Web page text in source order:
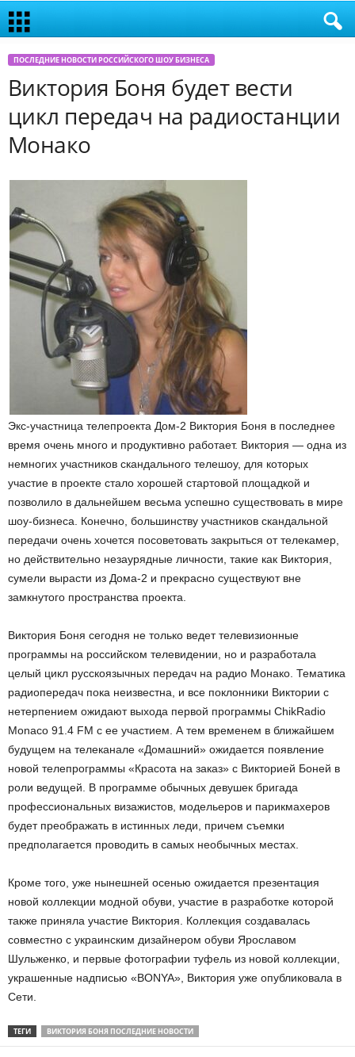
ПОСЛЕДНИЕ НОВОСТИ РОССИЙСКОГО ШОУ БИЗНЕСА
Виктория Боня будет вести
цикл передач на радиостанции
Монако
Экс-участница телепроекта Дом-2 Виктория Боня в последнее
время очень много и продуктивно работает. Виктория — одна из
немногих участников скандального телешоу, для которых
участие в проекте стало хорошей стартовой площадкой и
позволило в дальнейшем весьма успешно существовать в мире
шоу-бизнеса. Конечно, большинству участников скандальной
передачи очень хочется посоветовать закрыться от телекамер,
но действительно незаурядные личности, такие как Виктория,
сумели вырасти из Дома-2 и прекрасно существуют вне
замкнутого пространства проекта.
Виктория Боня сегодня не только ведет телевизионные
программы на российском телевидении, но и разработала
целый цикл русскоязычных передач на радио Монако. Тематика
радиопередач пока неизвестна, и все поклонники Виктории с
нетерпением ожидают выхода первой программы ChikRadio
Monaco 91.4 FM с ее участием. А тем временем в ближайшем
будущем на телеканале «Домашний» ожидается появление
новой телепрограммы «Красота на заказ» с Викторией Боней в
роли ведущей. В программе обычных девушек бригада
профессиональных визажистов, модельеров и парикмахеров
будет преображать в истинных леди, причем съемки
предполагается проводить в самых необычных местах.
Кроме того, уже нынешней осенью ожидается презентация
новой коллекции модной обуви, участие в разработке которой
также приняла участие Виктория. Коллекция создавалась
совместно с украинским дизайнером обуви Ярославом
Шульженко, и первые фотографии туфель из новой коллекции,
украшенные надписью «BONYA», Виктория уже опубликовала в
Сети.
ТЕГИ ВИКТОРИЯ БОНЯ ПОСЛЕДНИЕ НОВОСТИ